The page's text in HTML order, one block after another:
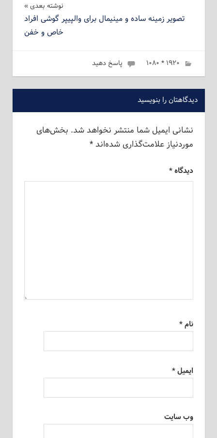
نوشته بعدی
تصویر زمینه ساده و مینیمال برای والپیپر گوشی افراد
خاص و خفن
ژانویه 28, 2023
admin
۱۹۲۰ * ۱۰۸۰ پاسخ دهید
دیدگاهتان را بنویسید
نشانی ایمیل شما منتشر نخواهد شد. بخش‌های
موردنیاز علامت‌گذاری شده‌اند*
دیدگاه*
نام*
ایمیل*
وب‌ سایت